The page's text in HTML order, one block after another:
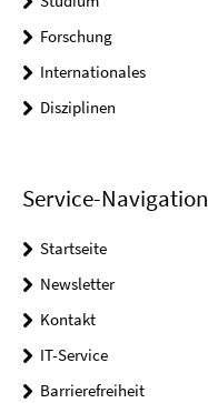
Forschung
Internationales
Disziplinen
Service-Navigation
Startseite
Newsletter
Kontakt
IT-Service
Barrierefreiheit